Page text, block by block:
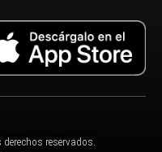
reservados.